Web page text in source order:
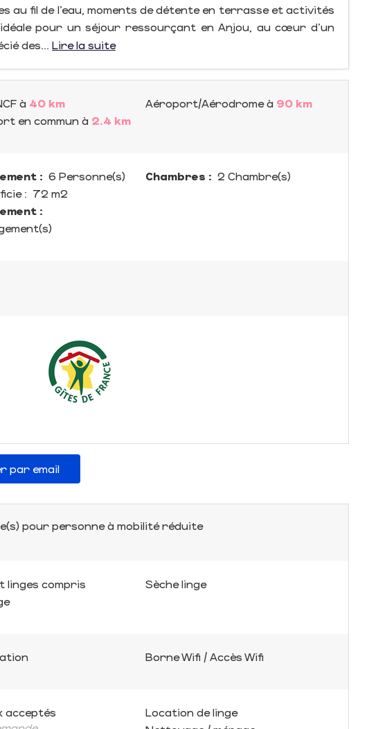
au fil de l’eau, moments de détente en terrasse et activités
pour un séjour ressourçant en Anjou, au cœur d’un
des... Lire la suite
à 40 km Aéroport/Aérodromeà 90 km
en commun à 2.4 km
: 6 Personne(s)
: 72 m2
Chambres : 2 Chambre(s)
:
par email
pour personne à mobilité réduite
linges compris
Sèche linge
Borne Wifi / Accès Wifi
acceptés
Location de linge